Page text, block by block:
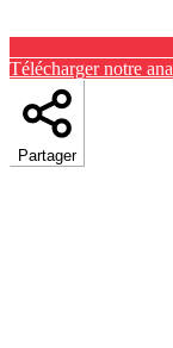
Télécharger notre
Partager